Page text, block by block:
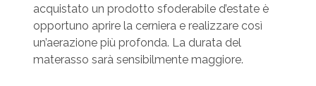
acquistato un prodotto sfoderabile d’estate è
opportuno aprire la cerniera e realizzare così
un’aerazione più profonda. La durata del
materasso sarà sensibilmente maggiore.